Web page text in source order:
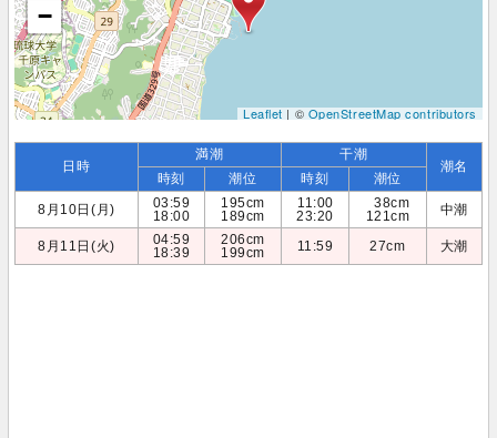
−
Leaflet| ©OpenStreetMap contributors
日時
満潮 干潮
潮名
時刻 潮位 時刻
潮位
8月10日(月)
03:59
18:00
195cm
189cm
11:00
23:20
38cm
121cm
中潮
8月11日(火)
04:59
18:39
206cm
199cm
11:59 27cm 大潮